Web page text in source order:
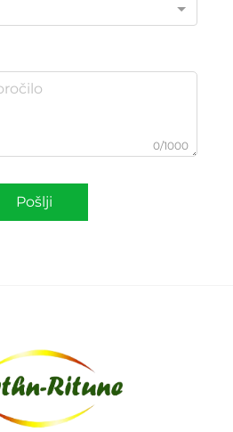
0/1000
Pošlji